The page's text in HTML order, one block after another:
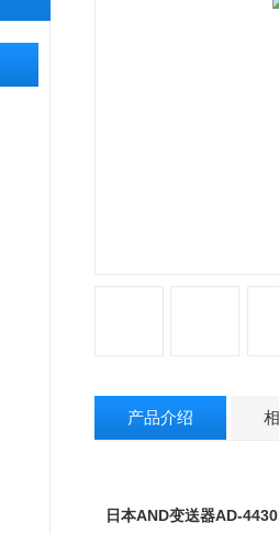
产品介绍
日本AND变送器AD-